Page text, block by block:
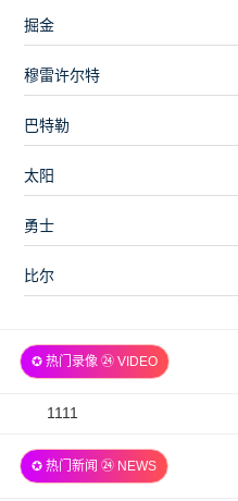
掘金
穆雷许尔特
巴特勒
太阳
勇士
比尔
✪ 热门录像 ㉔ VIDEO
2026-
06
1111
✪ 热门新闻 ㉔ NEWS